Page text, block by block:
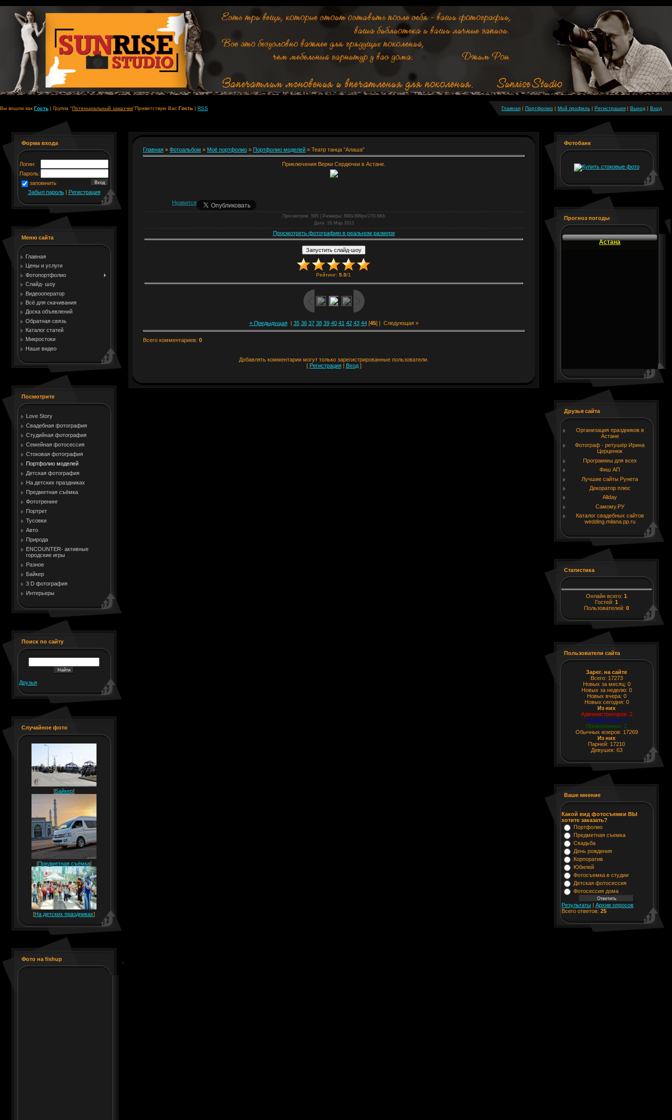
Вы вошли как Гость | Группа "Потенциальный заказчик"Приветствую Вас Гость | RSS Главная | Портфолио | Мой профиль | Регистрация | Выход | Вход
Форма входа
Логин:
Пароль:
запомнить
Забыл пароль| Регистрация
Меню сайта
Главная
Цены и услуги
Фотопортфолио
Слайд- шоу
Видеооператор
Всё для скачивания
Доска объявлений
Обратная связь
Каталог статей
Микростоки
Наше видео
Посмотрите
Love Story
Свадебная фотография
Студийная фотография
Семейная фотосессия
Стоковая фотография
Портфолио моделей
Детская фотография
На детских праздниках
Предметная съёмка
Фототренинг
Портрет
Тусовки
Авто
Природа
ENCOUNTER- активные
городские игры
Разное
Байкер
3 D фотография
Интерьеры
Поиск по сайту
Друзья
Случайное фото
[Байкер]
[Предметная съёмка]
[На детских праздниках]
Фото на fishup
Главная » Фотоальбом » Моё портфолио » Портфолио моделей » Театр танца "Алаша"
Приключения Верки Сердючки в Астане.
Нравится
Просмотров: 595 | Размеры: 600x399px/270.6Kb
Дата : 16.Мар.2013
Просмотреть фотографию в реальном размере
Рейтинг: 5.0/1
« Предыдущая| 35 36 37 38 39 40 41 42 43 44[45] | Следующая »
Всего комментариев: 0
Добавлять комментарии могут только зарегистрированные пользователи.
[ Регистрация| Вход]
Фотобанк
Прогноз погоды
Астана
Друзья сайта
Организация праздников в
Астане
Фотограф - ретушёр Ирина
Церценюк
Программы для всех
Фиш АП
Лучшие сайты Рунета
Декоратор плюс
Allday
Самому.РУ
Каталог свадебных сайтов
wedding.milana.pp.ru
Статистика
Онлайн всего: 1
Гостей: 1
Пользователей: 0
Пользователи сайта
Зарег. на сайте
Всего: 17273
Новых за месяц: 0
Новых за неделю: 0
Новых вчера: 0
Новых сегодня: 0
Из них
Администраторов: 2
Модераторов: 0
Проверенных: 2
Обычных юзеров: 17269
Из них
Парней: 17210
Девушек: 63
Ваше мнение
Какой вид фотосъемки ВЫ
хотите заказать?
Портфолио
Предметная съемка
Свадьба
День рождения
Корпоратив
Юбилей
Фотосъемка в студии
Детская фотосессия
Фотосессия дома
Результаты | Архив опросов
Всего ответов: 25